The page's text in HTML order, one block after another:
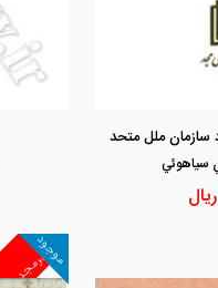
سازمان ملل متحد
سياهوئي
ریال
غیرمجد
موجود